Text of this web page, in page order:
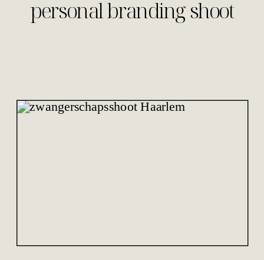
personal branding shoot